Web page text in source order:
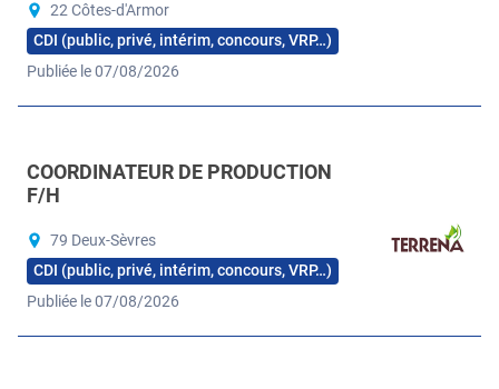
22 Côtes-d'Armor
CDI (public, privé, intérim, concours, VRP…)
Publiée le 07/08/2026
COORDINATEUR DE PRODUCTION
F/H
79 Deux-Sèvres
CDI (public, privé, intérim, concours, VRP…)
Publiée le 07/08/2026